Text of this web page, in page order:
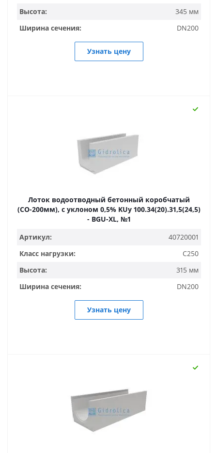
Высота:
345 мм
Ширина сечения:
DN200
Узнать цену
Лоток водоотводный бетонный коробчатый
(СО-200мм), с уклоном 0,5% KUу 100.34(20).31,5(24,5)
- BGU-XL, №1
Артикул:
40720001
Класс нагрузки:
C250
Высота:
315 мм
Ширина сечения:
DN200
Узнать цену